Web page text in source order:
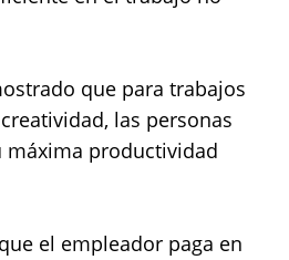
que para trabajos
las personas
máxima productividad
el empleador paga en